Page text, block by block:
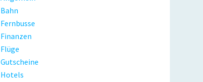
Bahn
Fernbusse
Finanzen
Flüge
Gutscheine
Hotels